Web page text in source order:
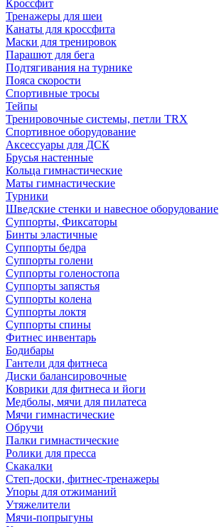
Кроссфит
Тренажеры для шеи
Канаты для кроссфита
Маски для тренировок
Парашют для бега
Подтягивания на турнике
Пояса скорости
Спортивные тросы
Тейпы
Тренировочные системы, петли TRX
Спортивное оборудование
Аксессуары для ДСК
Брусья настенные
Кольца гимнастические
Маты гимнастические
Турники
Шведские стенки и навесное оборудование
Суппорты, Фиксаторы
Бинты эластичные
Суппорты бедра
Суппорты голени
Суппорты голеностопа
Суппорты запястья
Суппорты колена
Суппорты локтя
Суппорты спины
Фитнес инвентарь
Бодибары
Гантели для фитнеса
Диски балансировочные
Коврики для фитнеса и йоги
Медболы, мячи для пилатеса
Мячи гимнастические
Обручи
Палки гимнастические
Ролики для пресса
Скакалки
Степ-доски, фитнес-тренажеры
Упоры для отжиманий
Утяжелители
Мячи-попрыгуны